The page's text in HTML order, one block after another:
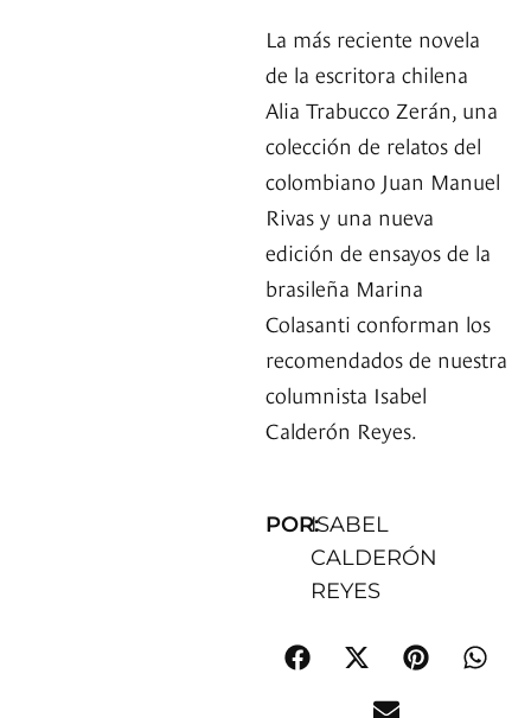
La más reciente novela
de la escritora chilena
Alia Trabucco Zerán, una
colección de relatos del
colombiano Juan Manuel
Rivas y una nueva
edición de ensayos de la
brasileña Marina
Colasanti conforman los
recomendados de nuestra
columnista Isabel
Calderón Reyes.
POR:ISABEL
CALDERÓN
REYES